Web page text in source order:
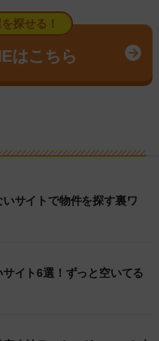
探せる！
はこちら
サイトで物件を探す裏ワ
イト6選！ずっと空いてる